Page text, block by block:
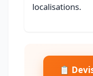
localisations.
📋